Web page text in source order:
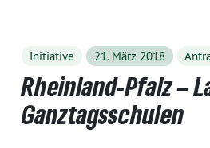
Initiative 21. März 2018
Rheinland-Pfalz –
Ganztagsschulen